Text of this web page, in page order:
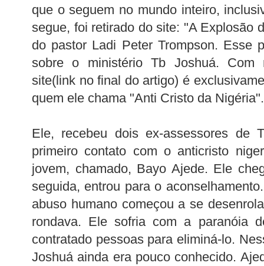
que o seguem no mundo inteiro,
segue, foi retirado do site: "A Explosão
do pastor Ladi Peter Trompson. Esse
sobre o ministério Tb Joshuá. Com
site(link no final do artigo) é
quem ele chama "Anti Cristo da Nigéria".
Ele, recebeu dois ex-assessores de
primeiro contato com o anticristo
jovem, chamado, Bayo Ajede. Ele
seguida, entrou para o
abuso humano começou a se
rondava. Ele sofria com a paranóia
contratado pessoas para eliminá-lo.
Joshuá ainda era pouco conhecido.